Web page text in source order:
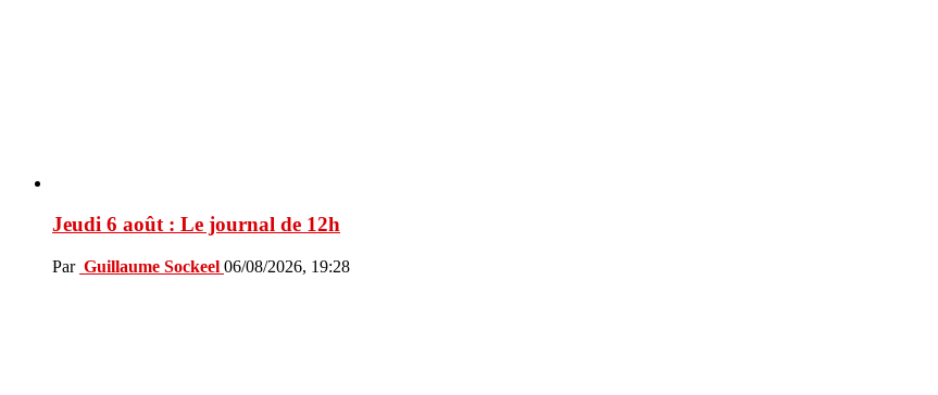
Jeudi 6 août : Le journal de 12h
Par Guillaume Sockeel 06/08/2026, 19:28